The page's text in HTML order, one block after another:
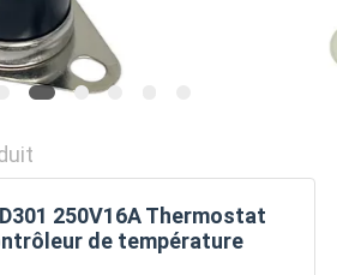
250V16A Thermostat
de température